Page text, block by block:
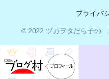
プライバ
© 2022 ヅカヲタだら子の